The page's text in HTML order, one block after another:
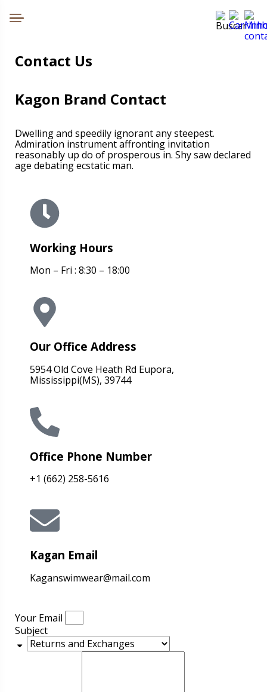
Contact Us
Kagon Brand Contact
Dwelling and speedily ignorant any steepest.
Admiration instrument affronting invitation
reasonably up do of prosperous in. Shy saw declared
age debating ecstatic man.
Working Hours
Mon – Fri : 8:30 – 18:00
Our Office Address
5954 Old Cove Heath Rd Eupora,
Mississippi(MS), 39744
Office Phone Number
+1 (662) 258-5616
Kagan Email
Kaganswimwear@mail.com
Your Email
Subject